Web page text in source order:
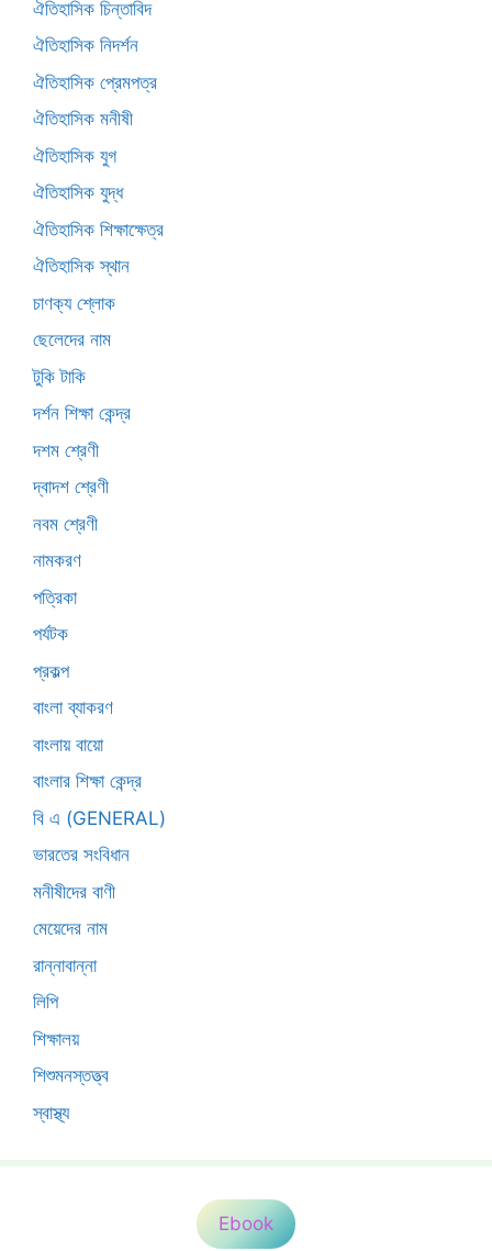
ঐতিহাসিক চিন্তাবিদ
ঐতিহাসিক নিদর্শন
ঐতিহাসিক প্রেমপত্র
ঐতিহাসিক মনীষী
ঐতিহাসিক যুগ
ঐতিহাসিক যুদ্ধ
ঐতিহাসিক শিক্ষাক্ষেত্র
ঐতিহাসিক স্থান
চাণক্য শ্লোক
ছেলেদের নাম
টুকি টাকি
দর্শন শিক্ষা কেন্দ্র
দশম শ্রেণী
দ্বাদশ শ্রেণী
নবম শ্রেণী
নামকরণ
পত্রিকা
পর্যটক
প্রকল্প
বাংলা ব্যাকরণ
বাংলায় বায়ো
বাংলার শিক্ষা কেন্দ্র
বি এ (GENERAL)
ভারতের সংবিধান
মনীষীদের বাণী
মেয়েদের নাম
রান্নাবান্না
লিপি
শিক্ষালয়
শিশুমনস্তত্ত্ব
স্বাস্থ্য
Ebook